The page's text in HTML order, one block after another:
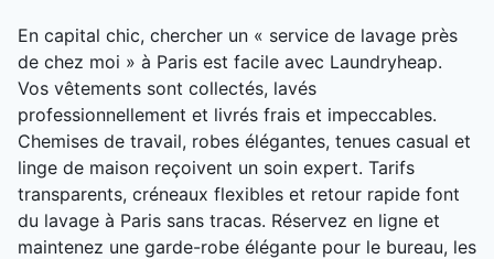
En capital chic, chercher un « service de lavage près
de chez moi » à Paris est facile avec Laundryheap.
Vos vêtements sont collectés, lavés
professionnellement et livrés frais et impeccables.
Chemises de travail, robes élégantes, tenues casual et
linge de maison reçoivent un soin expert. Tarifs
transparents, créneaux flexibles et retour rapide font
du lavage à Paris sans tracas. Réservez en ligne et
maintenez une garde-robe élégante pour le bureau, les